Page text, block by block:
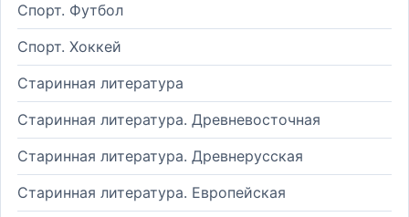
Спорт. Футбол
Спорт. Хоккей
Старинная литература
Старинная литература. Древневосточная
Старинная литература. Древнерусская
Старинная литература. Европейская